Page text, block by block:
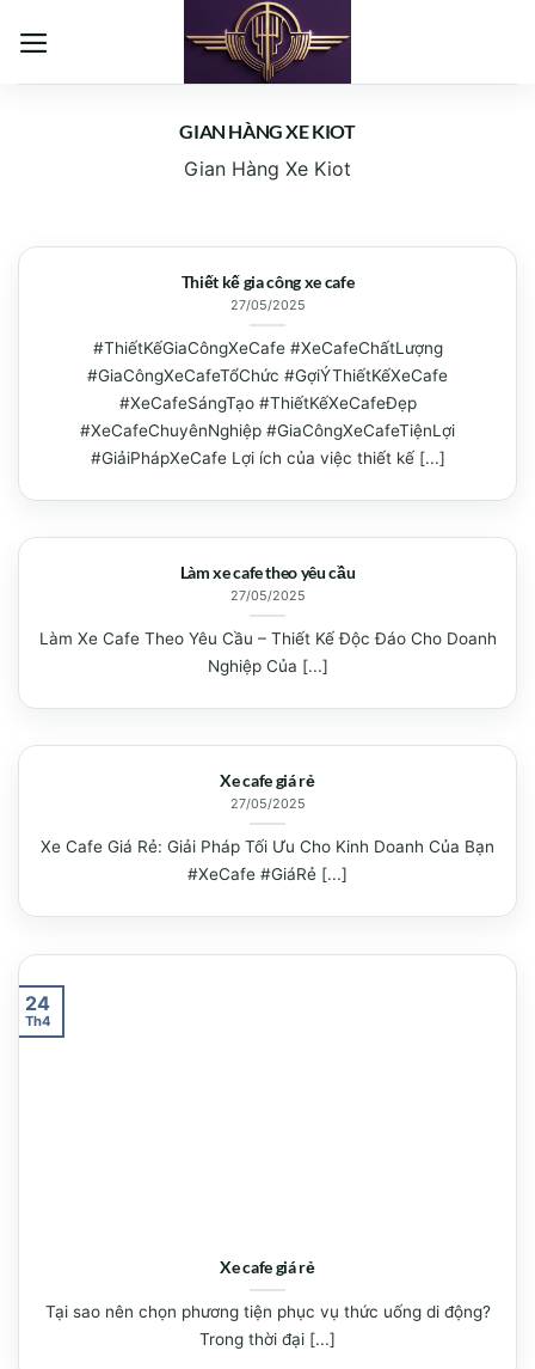
qua
GIAN HÀNG XE KIOT
Gian Hàng Xe Kiot
Thiết kế gia công xe cafe
27/05/2025
#ThiếtKếGiaCôngXeCafe #XeCafeChấtLượng
#GiaCôngXeCafeTổChức #GợiÝThiếtKếXeCafe
#XeCafeSángTạo #ThiếtKếXeCafeĐẹp
#XeCafeChuyênNghiệp #GiaCôngXeCafeTiệnLợi
#GiảiPhápXeCafe Lợi ích của việc thiết kế [...]
Làm xe cafe theo yêu cầu
27/05/2025
Làm Xe Cafe Theo Yêu Cầu – Thiết Kế Độc Đáo Cho Doanh
Nghiệp Của [...]
Xe cafe giá rẻ
27/05/2025
Xe Cafe Giá Rẻ: Giải Pháp Tối Ưu Cho Kinh Doanh Của Bạn
#XeCafe #GiáRẻ [...]
Xe cafe giá rẻ
Tại sao nên chọn phương tiện phục vụ thức uống di động?
Trong thời đại [...]
24
Th4